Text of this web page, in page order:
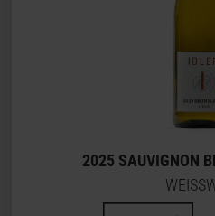
2025 SAUVIGNON